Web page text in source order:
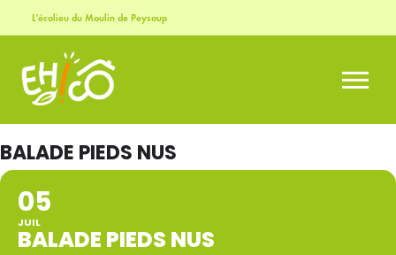
L'écolieu du Moulin de Peysoup
BALADE PIEDS NUS
05
JUIL
BALADE PIEDS NUS